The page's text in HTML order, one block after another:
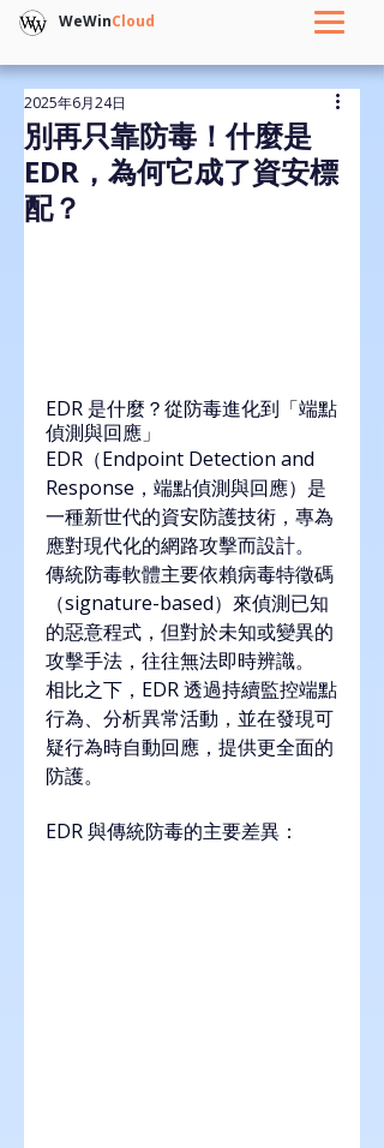
WeWinCloud
別再只靠防毒！什麼是
EDR，為何它成了資安標
配？
2025年6月24日
EDR 是什麼？從防毒進化到「端點
偵測與回應」
EDR（Endpoint Detection and
Response，端點偵測與回應）是
一種新世代的資安防護技術，專為
應對現代化的網路攻擊而設計。
傳統防毒軟體主要依賴病毒特徵碼
（signature-based）來偵測已知
的惡意程式，但對於未知或變異的
攻擊手法，往往無法即時辨識。
相比之下，EDR 透過持續監控端點
行為、分析異常活動，並在發現可
疑行為時自動回應，提供更全面的
防護。
EDR 與傳統防毒的主要差異：